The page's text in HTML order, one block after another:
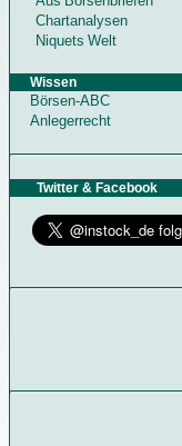
Chartanalysen
Niquets Welt
Wissen
Börsen-ABC
Anlegerrecht
Twitter & Facebook